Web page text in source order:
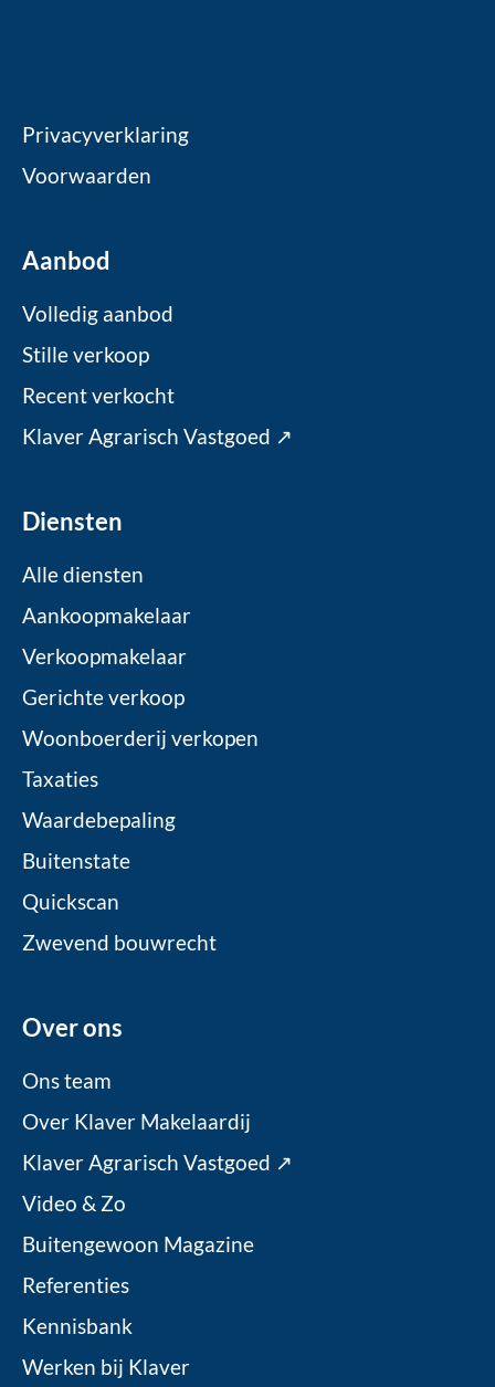
Privacyverklaring
Voorwaarden
Aanbod
Volledig aanbod
Stille verkoop
Recent verkocht
Klaver Agrarisch Vastgoed ↗
Diensten
Alle diensten
Aankoopmakelaar
Verkoopmakelaar
Gerichte verkoop
Woonboerderij verkopen
Taxaties
Waardebepaling
Buitenstate
Quickscan
Zwevend bouwrecht
Over ons
Ons team
Over Klaver Makelaardij
Klaver Agrarisch Vastgoed ↗
Video & Zo
Buitengewoon Magazine
Referenties
Kennisbank
Werken bij Klaver